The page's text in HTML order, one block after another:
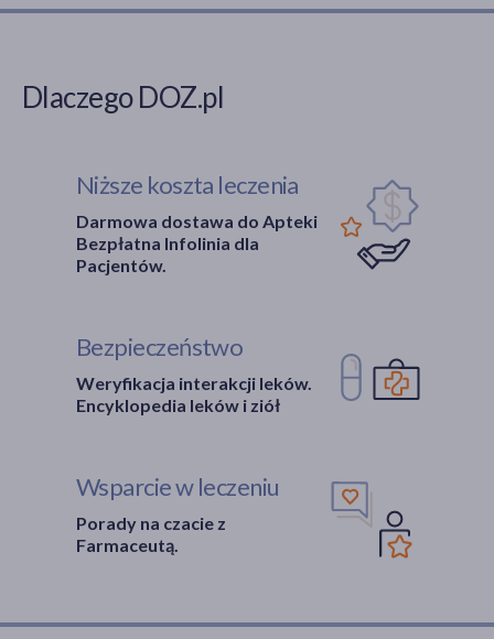
Dlaczego DOZ.pl
Niższe koszta leczenia
Darmowa dostawa do Apteki
Bezpłatna Infolinia dla
Pacjentów.
Bezpieczeństwo
Weryfikacja interakcji leków.
Encyklopedia leków i ziół
Wsparcie w leczeniu
Porady na czacie z
Farmaceutą.